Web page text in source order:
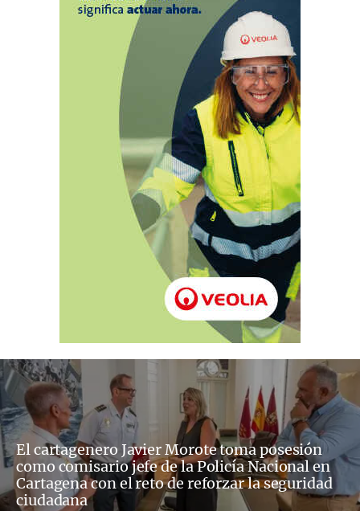
El cartagenero Javier Morote toma posesión
como comisario jefe de la Policía Nacional en
Cartagena con el reto de reforzar la seguridad
ciudadana